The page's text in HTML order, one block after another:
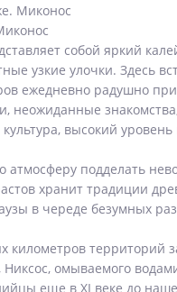
Миконос
собой яркий
узкие улочки. Здесь
ежедневно радушно
неожиданные
культура, высокий
атмосферу подделать
хранит традиции
в череде безумных
километров территорий
омываемого
еще в XI веке до